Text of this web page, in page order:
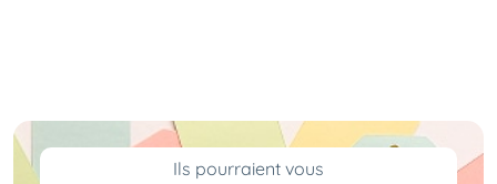
Ils pourraient vous